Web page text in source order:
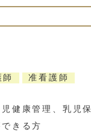
師
准看護師
健康管理、乳児保
きる方